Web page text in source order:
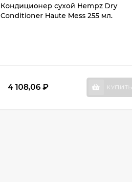
Кондиционер сухой Hempz Dry
Conditioner Haute Mess 255 мл.
4 108,06₽ КУПИТЬ